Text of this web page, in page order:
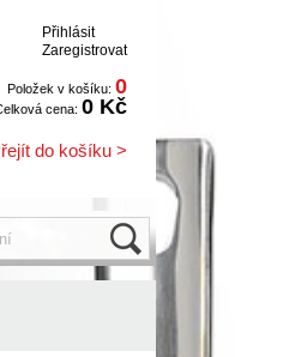
Přihlásit
Zaregistrovat
Položek v košíku: 0
cena: 0 Kč
do košíku >